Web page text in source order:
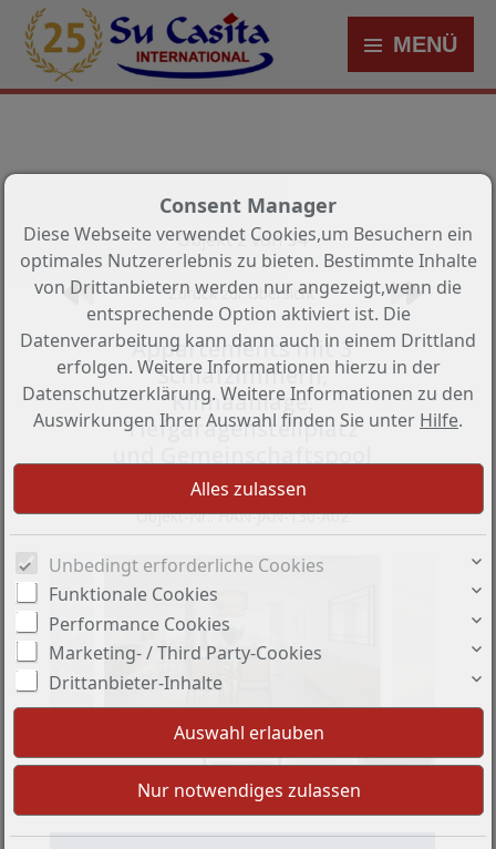
MENÜ
Objekt 2 von 34
Zurück zur Übersicht
Appartements mit 3
Schlafzimmern,
Klimaanlage,
Tiefgaragenstellplatz
nur 1,2 km vom Strand
Objekt-Nr.: HAN-JAN-130-A02
+4
Consent Manager
Diese Webseite verwendet Cookies,um Besuchern ein
optimales Nutzererlebnis zu bieten. Bestimmte Inhalte
von Drittanbietern werden nur angezeigt,wenn die
entsprechende Option aktiviert ist. Die
Datenverarbeitung kann dann auch in einem Drittland
erfolgen. Weitere Informationen hierzu in der
Datenschutzerklärung. Weitere Informationen zu den
Auswirkungen Ihrer Auswahl finden Sie unter Hilfe.
Unbedingt erforderliche Cookies
Funktionale Cookies
Performance Cookies
Marketing- / Third Party-Cookies
Drittanbieter-Inhalte